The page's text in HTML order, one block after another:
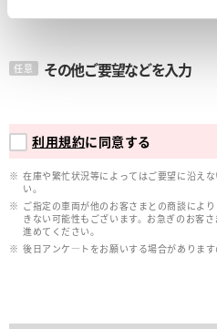
任意 その他ご要望などを入力
利用規約に同意する
在庫や繁忙状況等によってはご要望に沿え
い。
ご指定の車両が他のお客さまとの商談によ
きない可能性もございます。お急ぎのお客
進めてください。
後日アンケ―トをお願いする場合があります